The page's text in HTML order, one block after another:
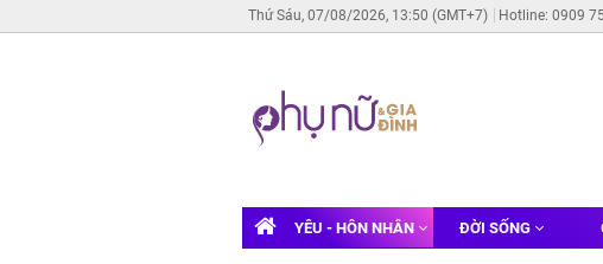
Thứ Sáu, 07/08/2026, 13:50 (GMT+7) Hotline: 0909
YÊU - HÔN NHÂN ĐỜI SỐNG